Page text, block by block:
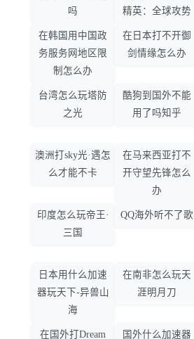
吗
精英：全球攻势
在韩国用中国政
务服务网地区限
制怎么办
在日本打不开御
剑情缘怎么办
台湾怎么玩塔防
之光
酷狗到国外不能
用了吗知乎
澳洲打sky光·遇怎
么才能不卡
在马来西亚打不
开守望先锋怎么
办
印度怎么玩帝王·
三国
QQ海外听不了歌
日本用什么加速
器玩天下-异兽山
海
在南非怎么玩天
涯明月刀
在国外打Dream 国外什么加速器